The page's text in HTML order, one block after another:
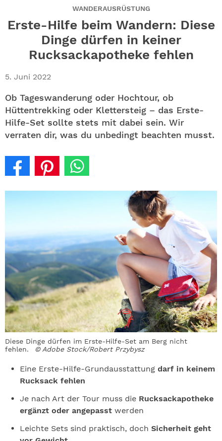
WANDERAUSRÜSTUNG
Erste-Hilfe beim Wandern: Diese
Dinge dürfen in keiner
Rucksackapotheke fehlen
5. Juni 2022
Ob Tageswanderung oder Hochtour, ob
Hüttentrekking oder Klettersteig – das Erste-
Hilfe-Set sollte stets mit dabei sein. Wir
verraten dir, was du unbedingt beachten musst.
Diese Dinge dürfen im Erste-Hilfe-Set am Berg nicht
fehlen.
© Adobe Stock/Robert Przybysz
Eine Erste-Hilfe-Grundausstattung darf in keinem
Rucksack fehlen
Je nach Art der Tour muss die Rucksackapotheke
ergänzt oder angepasst werden
Leichte Sets sind praktisch, doch Sicherheit geht
NEWSLETTER
ALLE THEMEN
SHOP